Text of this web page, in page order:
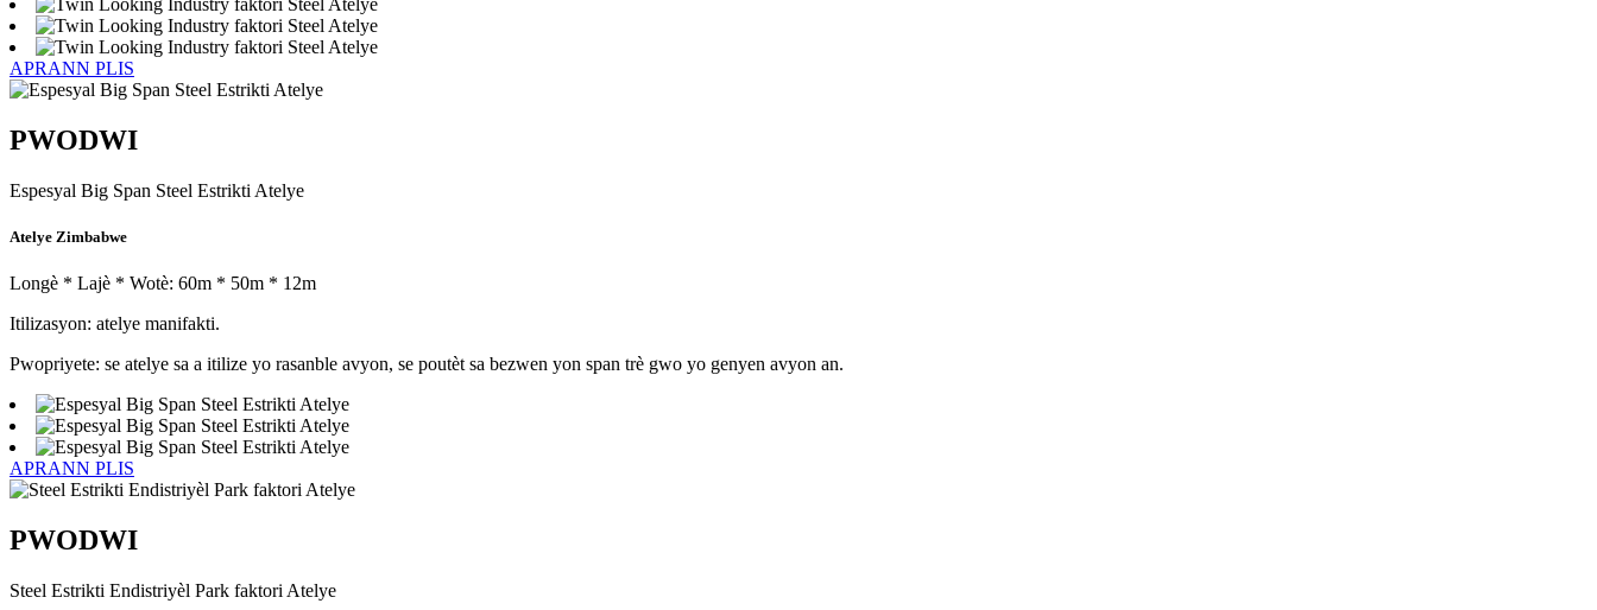
APRANN PLIS
PWODWI
Espesyal Big Span Steel Estrikti Atelye
Atelye Zimbabwe
Longè * Lajè * Wotè: 60m * 50m * 12m
Itilizasyon: atelye manifakti.
Pwopriyete: se atelye sa a itilize yo rasanble avyon, se poutèt sa bezwen yon span trè gwo yo genyen avyon an.
APRANN PLIS
PWODWI
Steel Estrikti Endistriyèl Park faktori Atelye